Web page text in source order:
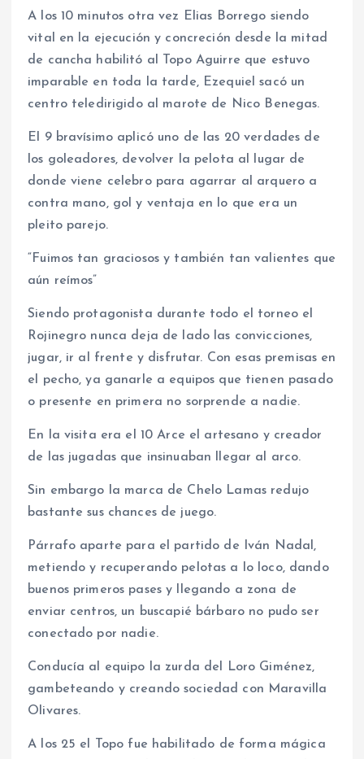
A los 10 minutos otra vez Elias Borrego siendo
vital en la ejecución y concreción desde la mitad
de cancha habilitó al Topo Aguirre que estuvo
imparable en toda la tarde, Ezequiel sacó un
centro teledirigido al marote de Nico Benegas.
El 9 bravísimo aplicó uno de las 20 verdades de
los goleadores, devolver la pelota al lugar de
donde viene celebro para agarrar al arquero a
contra mano, gol y ventaja en lo que era un
pleito parejo.
“Fuimos tan graciosos y también tan valientes que
aún reímos”
Siendo protagonista durante todo el torneo el
Rojinegro nunca deja de lado las convicciones,
jugar, ir al frente y disfrutar. Con esas premisas en
el pecho, ya ganarle a equipos que tienen pasado
o presente en primera no sorprende a nadie.
En la visita era el 10 Arce el artesano y creador
de las jugadas que insinuaban llegar al arco.
Sin embargo la marca de Chelo Lamas redujo
bastante sus chances de juego.
Párrafo aparte para el partido de Iván Nadal,
metiendo y recuperando pelotas a lo loco, dando
buenos primeros pases y llegando a zona de
enviar centros, un buscapié bárbaro no pudo ser
conectado por nadie.
Conducía al equipo la zurda del Loro Giménez,
gambeteando y creando sociedad con Maravilla
Olivares.
A los 25 el Topo fue habilitado de forma mágica